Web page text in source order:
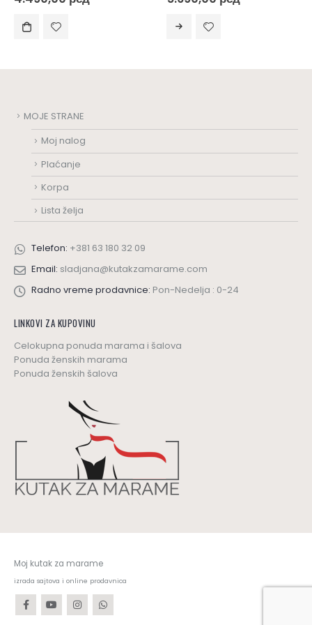
MOJE STRANE
Moj nalog
Plaćanje
Korpa
Lista želja
Telefon: +381 63 180 32 09
Email: sladjana@kutakzamarame.com
Radno vreme prodavnice: Pon-Nedelja : 0-24
LINKOVI ZA KUPOVINU
Celokupna ponuda marama i šalova
Ponuda ženskih marama
Ponuda ženskih šalova
Moj kutak za marame
izrada sajtova i online prodavnica